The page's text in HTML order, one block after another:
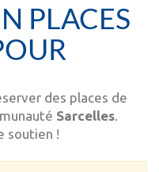
PLACES
des places de
Sarcelles.
soutien !